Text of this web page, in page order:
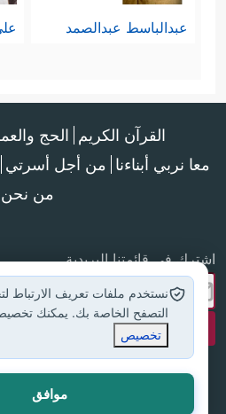
عبدالباسط عبدالصمد
القرآن الكريم الحج
معا نربي أبناءنا من أجل أسرتي
من نحن
اشترك في قائمتنا البريدية
جميع الحقوق محفوظة لموقع
نستخدم ملفات تعريف الارتباط
التصفح الخاصة بك. يمكنك
تخصيص
موافق